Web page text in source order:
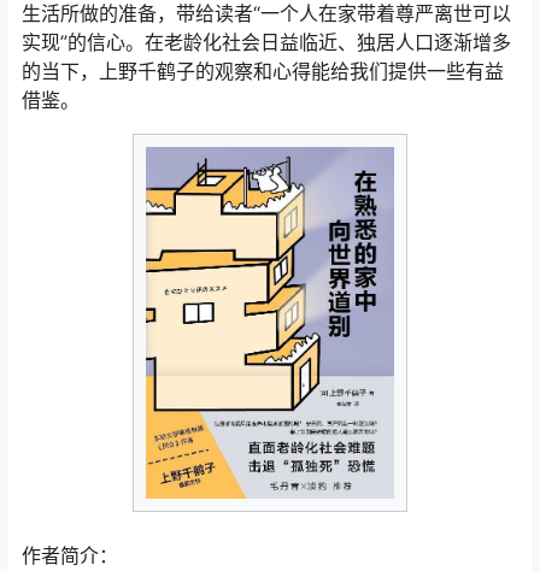
生活所做的准备，带给读者“一个人在家带着尊严离世可以
实现”的信心。在老龄化社会日益临近、独居人口逐渐增多
的当下，上野千鹤子的观察和心得能给我们提供一些有益
借鉴。
作者简介：